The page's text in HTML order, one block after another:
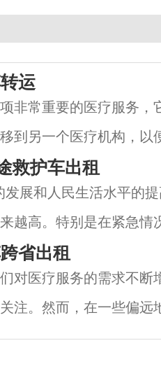
运
非常重要的医疗服务，
到另一个医疗机构，以
通常由专业的医疗机构
遣特别训练有素的医护
救护车出租
和人民生活水平的提
越高。特别是在紧急情
省出租
对医疗服务的需求不断
注。然而，在一些偏远
护车设备不够先进，导